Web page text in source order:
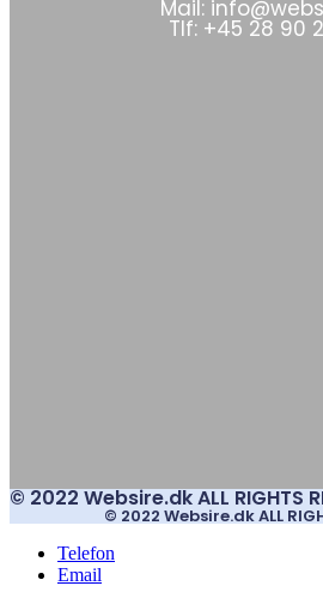
Mail:
Tlf: +45 28 90
© 2022 Websire.dk ALL RIGHTS
© 2022 Websire.dk ALL
Telefon
Email